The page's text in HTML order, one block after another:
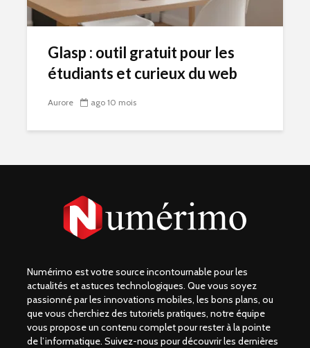
Glasp : outil gratuit pour les
étudiants et curieux du web
Aurore ago 10 mois
Numérimo est votre source incontournable pour les
actualités et astuces technologiques. Que vous soyez
passionné par les innovations mobiles, les bons plans, ou
que vous cherchiez des tutoriels pratiques, notre équipe
vous propose un contenu complet pour rester à la pointe
de l’informatique. Suivez-nous pour découvrir les dernières